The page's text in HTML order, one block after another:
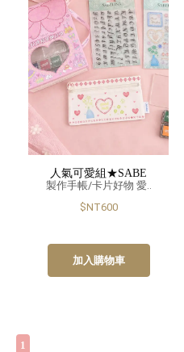
人氣可愛組★SABE
製作手帳/卡片好物 愛..
$NT600
加入購物車
1